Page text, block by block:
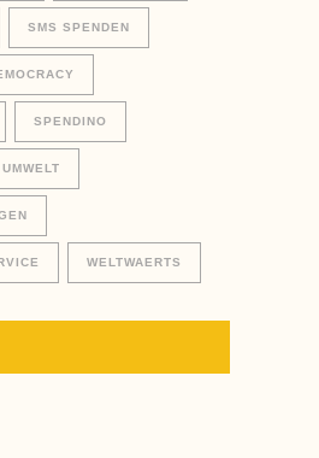
SMS SPENDEN
SPENDINO
UMWELT
WELTWAERTS